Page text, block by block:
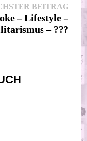
BEITRAG
– Lifestyle –
– ???